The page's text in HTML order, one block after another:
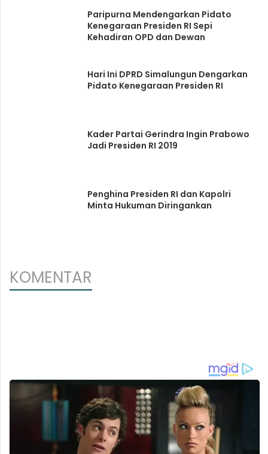
Paripurna Mendengarkan Pidato
Kenegaraan Presiden RI Sepi
Kehadiran OPD dan Dewan
Hari Ini DPRD Simalungun Dengarkan
Pidato Kenegaraan Presiden RI
Kader Partai Gerindra Ingin Prabowo
Jadi Presiden RI 2019
Penghina Presiden RI dan Kapolri
Minta Hukuman Diringankan
KOMENTAR